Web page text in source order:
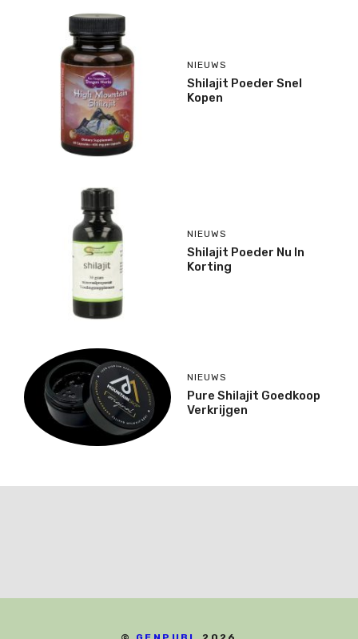
NIEUWS
Shilajit Poeder Snel
Kopen
NIEUWS
Shilajit Poeder Nu In
Korting
NIEUWS
Pure Shilajit Goedkoop
Verkrijgen